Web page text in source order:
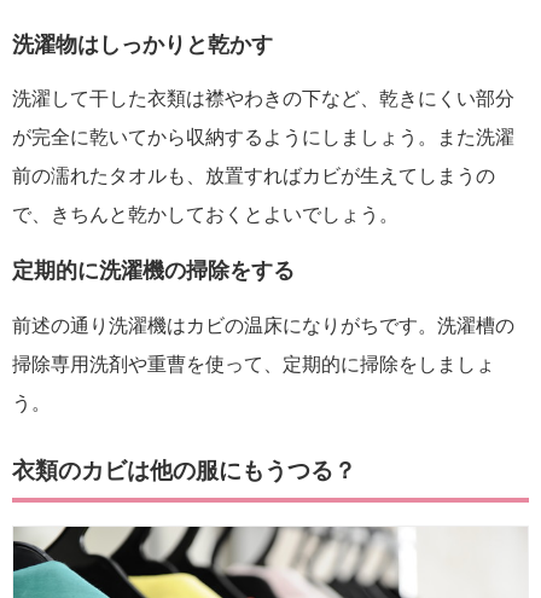
洗濯物はしっかりと乾かす
洗濯して干した衣類は襟やわきの下など、乾きにくい部分
が完全に乾いてから収納するようにしましょう。また洗濯
前の濡れたタオルも、放置すればカビが生えてしまうの
で、きちんと乾かしておくとよいでしょう。
定期的に洗濯機の掃除をする
前述の通り洗濯機はカビの温床になりがちです。洗濯槽の
掃除専用洗剤や重曹を使って、定期的に掃除をしましょ
う。
衣類のカビは他の服にもうつる？